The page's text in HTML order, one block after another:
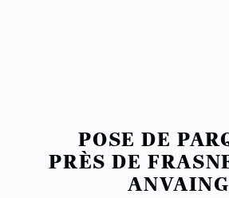
POSE DE
PRÈS DE
ANVAING